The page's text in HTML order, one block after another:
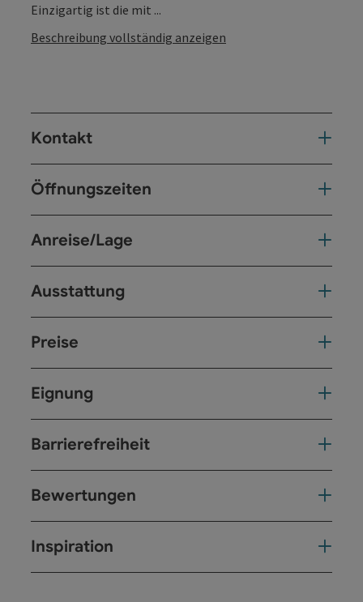
Einzigartig ist die mit ...
Beschreibung vollständig anzeigen
Kontakt
Öffnungszeiten
Anreise/Lage
Ausstattung
Preise
Eignung
Barrierefreiheit
Bewertungen
Inspiration